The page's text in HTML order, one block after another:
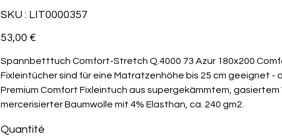
SKU : SKU
LIT0000357
LIT0000357
Prix
53,00 €
Spannbetttuch Comfort-Stretch Q.4000 73 Azur 180x200
Fixleintücher sind für eine Matratzenhöhe bis 25 cm geeignet -
Premium Comfort Fixleintuch aus supergekämmtem, gasiertem
mercerisierter Baumwolle mit 4% Elasthan, ca. 240 gm2.
Quantité